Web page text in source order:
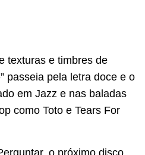
texturas e timbres de
passeia pela letra doce e o
em Jazz e nas baladas
como Toto e Tears For
o próximo disco